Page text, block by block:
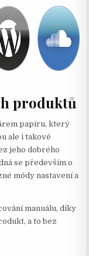
produktů
papíru, který
ale i takové
jeho dobrého
se především o
módy nastavení a
manuálu, díky
a to bez